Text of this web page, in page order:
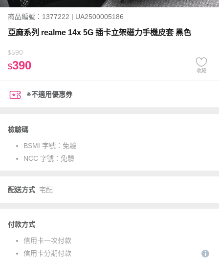
商品編號：1377222 | UA2500005186
亞麻系列 realme 14x 5G 插卡立架磁力手機皮套 黑色
$590
$390 收藏
※不適用優惠券
檢驗碼
BSMI 字號： 免驗
NCC 字號： 免驗
配送方式 宅配
付款方式
信用卡一次付款
信用卡分期付款